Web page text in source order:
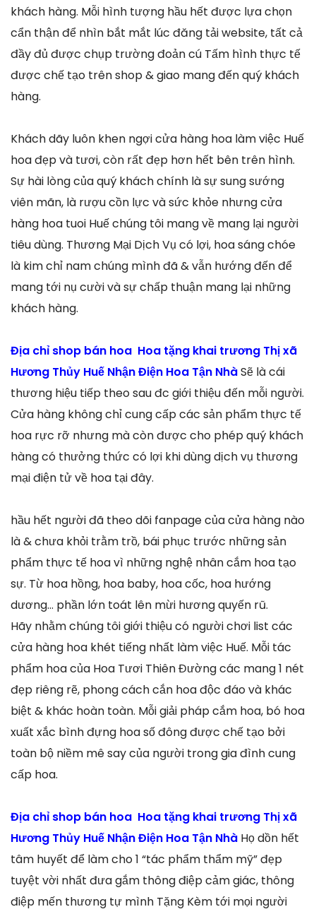
khách hàng. Mỗi hình tượng hầu hết được lựa chọn
cẩn thận để nhìn bắt mắt lúc đăng tải website, tất cả
đầy đủ được chụp trường đoản cú Tấm hình thực tế
được chế tạo trên shop & giao mang đến quý khách
hàng.
Khách dãy luôn khen ngợi cửa hàng hoa làm việc Huế
hoa đẹp và tươi, còn rất đẹp hơn hết bên trên hình.
Sự hài lòng của quý khách chính là sự sung sướng
viên mãn, là rượu cồn lực và sức khỏe nhưng cửa
hàng hoa tuoi Huế chúng tôi mang về mang lại người
tiêu dùng. Thương Mại Dịch Vụ có lợi, hoa sáng chóe
là kim chỉ nam chúng mình đã & vẫn hướng đến để
mang tới nụ cười và sự chấp thuận mang lại những
khách hàng.
Địa chỉ shop bán hoa Hoa tặng khai trương Thị xã
Hương Thủy Huế Nhận Điện Hoa Tận NhàSẽ là cái
thương hiệu tiếp theo sau đc giới thiệu đến mỗi người.
Cửa hàng không chỉ cung cấp các sản phẩm thực tế
hoa rực rỡ nhưng mà còn được cho phép quý khách
hàng có thưởng thức có lợi khi dùng dịch vụ thương
mại điện tử về hoa tại đây.
hầu hết người đã theo dõi fanpage của cửa hàng nào
là & chưa khỏi trằm trồ, bái phục trước những sản
phẩm thực tế hoa vì những nghệ nhân cắm hoa tạo
sự. Từ hoa hồng, hoa baby, hoa cốc, hoa hướng
dương… phần lớn toát lên mừi hương quyến rũ.
Hãy nhằm chúng tôi giới thiệu có người chơi list các
cửa hàng hoa khét tiếng nhất làm việc Huế. Mỗi tác
phẩm hoa của Hoa Tươi Thiên Đường các mang 1 nét
đẹp riêng rẽ, phong cách cắn hoa độc đáo và khác
biệt & khác hoàn toàn. Mỗi giải pháp cắm hoa, bó hoa
xuất xắc bình đựng hoa số đông được chế tạo bởi
toàn bộ niềm mê say của người trong gia đình cung
cấp hoa.
Địa chỉ shop bán hoa Hoa tặng khai trương Thị xã
Hương Thủy Huế Nhận Điện Hoa Tận Nhà Họ dồn hết
tâm huyết để làm cho 1 “tác phẩm thẩm mỹ” đẹp
tuyệt vời nhất đưa gắm thông điệp cảm giác, thông
điệp mến thương tự mình Tặng Kèm tới mọi người